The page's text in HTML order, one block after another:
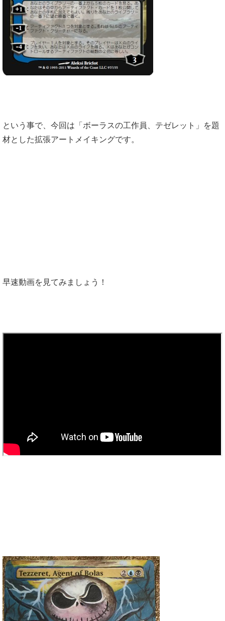
という事で、今回は「ボーラスの工作員、テゼレット」を題
材とした拡張アートメイキングです。
早速動画を見てみましょう！